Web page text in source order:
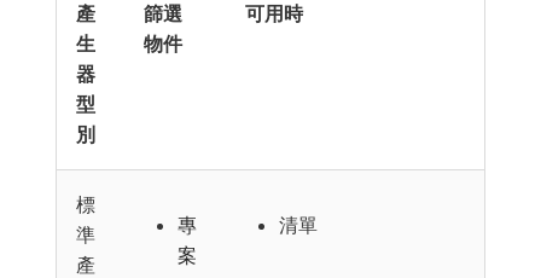
產
生
器
型
別
篩選
物件
可用時
標
準
產
專
案
清單